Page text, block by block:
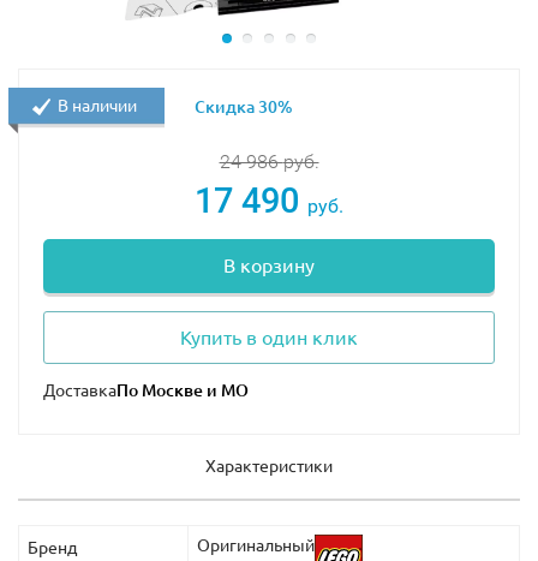
24 986руб.
17 490 руб.
В корзину
Купить в один клик
Доставка
В наличии Скидка 30%
Характеристики
Бренд
Оригинальный